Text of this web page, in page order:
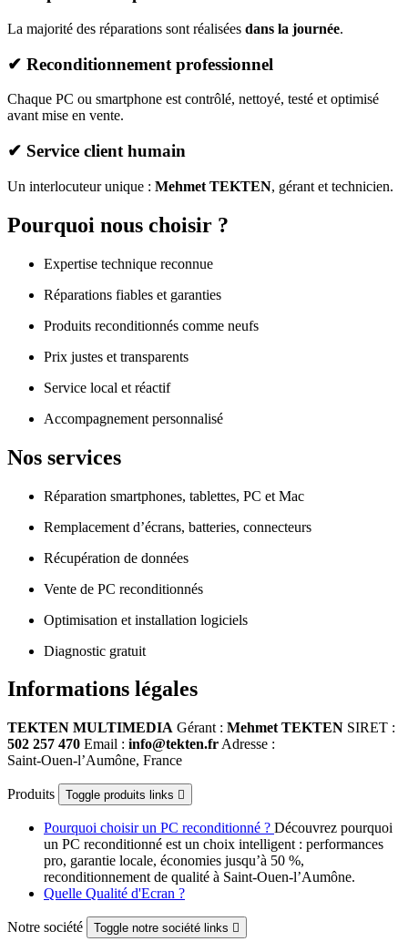
La majorité des réparations sont réalisées dans la journée.
✔ Reconditionnement professionnel
Chaque PC ou smartphone est contrôlé, nettoyé, testé et optimisé
avant mise en vente.
✔ Service client humain
Un interlocuteur unique : Mehmet TEKTEN, gérant et technicien.
Pourquoi nous choisir ?
Expertise technique reconnue
Réparations fiables et garanties
Produits reconditionnés comme neufs
Prix justes et transparents
Service local et réactif
Accompagnement personnalisé
Nos services
Réparation smartphones, tablettes, PC et Mac
Remplacement d’écrans, batteries, connecteurs
Récupération de données
Vente de PC reconditionnés
Optimisation et installation logiciels
Diagnostic gratuit
Informations légales
TEKTEN MULTIMEDIA Gérant : Mehmet TEKTEN
502 257 470 Email : info@tekten.fr Adresse :
Saint‑Ouen‑l’Aumône, France
Produits Toggle produits links 
Pourquoi choisir un PC reconditionné ? Découvrez pourquoi
un PC reconditionné est un choix intelligent : performances
pro, garantie locale, économies jusqu’à 50 %,
reconditionnement de qualité à Saint-Ouen-l’Aumône.
Quelle Qualité d'Ecran ?
Notre société Toggle notre société links 